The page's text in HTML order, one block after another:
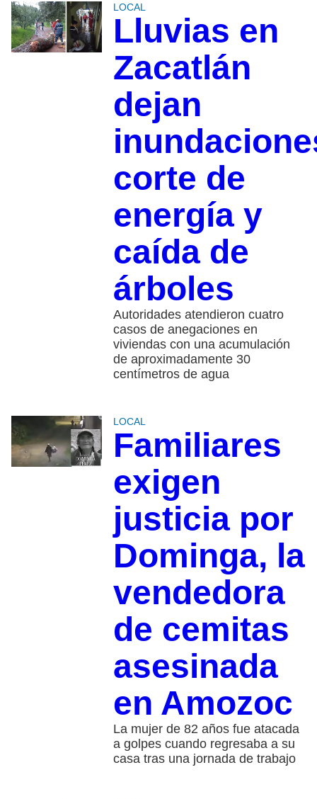
LOCAL
Lluvias en
Zacatlán
dejan
corte de
energía y
caída de
árboles
Autoridades atendieron cuatro
casos de anegaciones en
viviendas con una acumulación
de aproximadamente 30
centímetros de agua
LOCAL
Familiares
exigen
justicia por
Dominga, la
vendedora
de cemitas
asesinada
en Amozoc
La mujer de 82 años fue atacada
a golpes cuando regresaba a su
casa tras una jornada de trabajo